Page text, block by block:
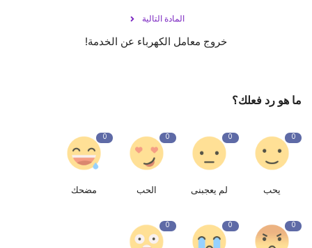
المادة التالية
خروج معامل الكهرباء عن الخدمة!
ما هو رد فعلك؟
0
يحب
0
لم يعجبنى
0
الحب
0
مضحك
0
0
0